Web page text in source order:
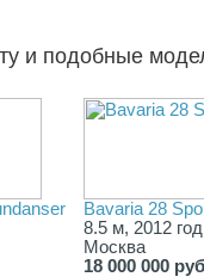
и подобные
Bavaria 28
8.5 м, 2012 год
Москва
18 000 000